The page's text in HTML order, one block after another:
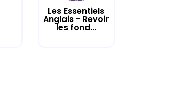
Les Essentiels
Anglais - Revoir
les fond...